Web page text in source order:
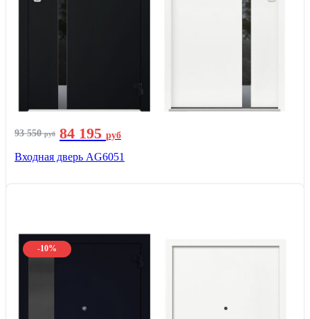
93 550руб 84 195 руб
Входная дверь AG6051
-10%